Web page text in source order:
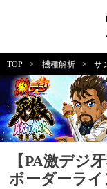
TOP > 機種解析 > サ
【PA激デジ
ボーダーライ